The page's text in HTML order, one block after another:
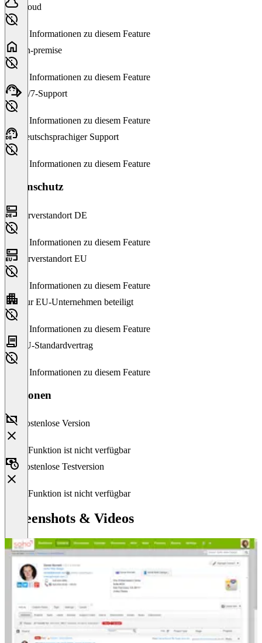
Cloud
Keine Informationen zu diesem Feature
On-premise
Keine Informationen zu diesem Feature
24/7-Support
Keine Informationen zu diesem Feature
Deutschsprachiger Support
Keine Informationen zu diesem Feature
Datenschutz
Serverstandort DE
Keine Informationen zu diesem Feature
Serverstandort EU
Keine Informationen zu diesem Feature
Nur EU-Unternehmen beteiligt
Keine Informationen zu diesem Feature
EU-Standardvertrag
Keine Informationen zu diesem Feature
Versionen
Kostenlose Version
Diese Funktion ist nicht verfügbar
Kostenlose Testversion
Diese Funktion ist nicht verfügbar
Screenshots & Videos